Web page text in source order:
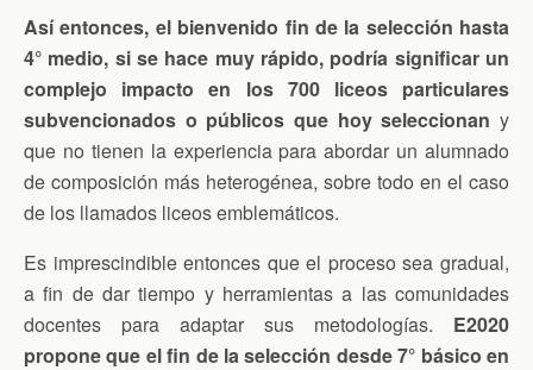
Así entonces, el bienvenido fin de la selección hasta
4° medio, si se hace muy rápido, podría significar un
complejo impacto en los 700 liceos particulares
subvencionados o públicos que hoy seleccionan y
que no tienen la experiencia para abordar un alumnado
de composición más heterogénea, sobre todo en el caso
de los llamados liceos emblemáticos.
Es imprescindible entonces que el proceso sea gradual,
a fin de dar tiempo y herramientas a las comunidades
docentes para adaptar sus metodologías. E2020
propone que el fin de la selección desde 7° básico en